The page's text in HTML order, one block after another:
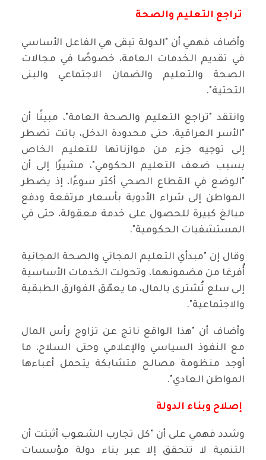
تراجع التعليم والصحة
وأضاف فهمي أن "الدولة تبقى هي الفاعل الأساسي
في تقديم الخدمات العامة، خصوصًا في مجالات
الصحة والتعليم والضمان الاجتماعي والبنى
التحتية".
وانتقد "تراجع التعليم والصحة العامة"، مبينًا أن
"الأسر العراقية، حتى محدودة الدخل، باتت تضطر
إلى توجيه جزء من موازناتها للتعليم الخاص
بسبب ضعف التعليم الحكومي"، مشيرًا إلى أن
"الوضع في القطاع الصحي أكثر سوءًا، إذ يضطر
المواطن إلى شراء الأدوية بأسعار مرتفعة ودفع
مبالغ كبيرة للحصول على خدمة معقولة، حتى في
المستشفيات الحكومية".
وقال إن "مبدأي التعليم المجاني والصحة المجانية
أُفرغا من مضمونهما، وتحولت الخدمات الأساسية
إلى سلع تُشترى بالمال، ما يعمّق الفوارق الطبقية
والاجتماعية".
وأضاف أن "هذا الواقع ناتج عن تزاوج رأس المال
مع النفوذ السياسي والإعلامي وحتى السلاح، ما
أوجد منظومة مصالح متشابكة يتحمل أعباءها
المواطن العادي".
إصلاح وبناء الدولة
وشدد فهمي على أن "كل تجارب الشعوب أثبتت أن
التنمية لا تتحقق إلا عبر بناء دولة مؤسسات